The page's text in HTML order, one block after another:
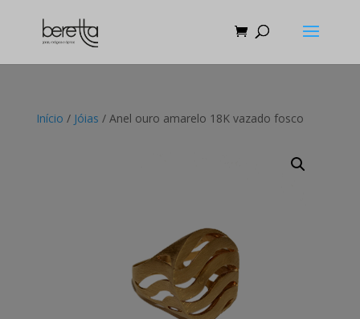
Início / Jóias / Anel ouro amarelo 18K vazado fosco